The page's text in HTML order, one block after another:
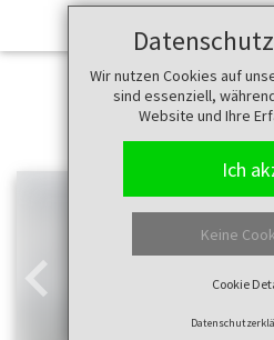
Wir nutzen Cookies auf
sind essenziell,
Website und Ihre
Ich
Keine
Cookie
Zurück